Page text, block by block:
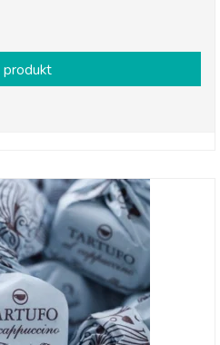
produkt